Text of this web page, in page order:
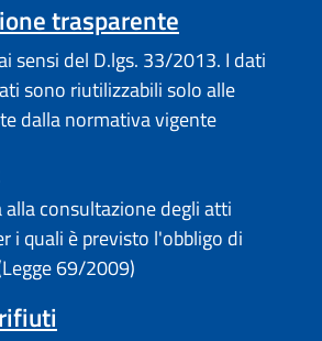
trasparente
sensi del D.lgs. 33/2013. I dati
sono riutilizzabili solo alle
dalla normativa vigente
alla consultazione degli atti
i quali è previsto l'obbligo di
69/2009)